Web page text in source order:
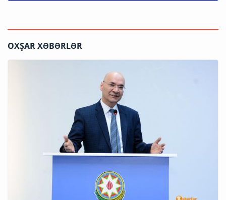
OXŞAR XƏBƏRLƏR